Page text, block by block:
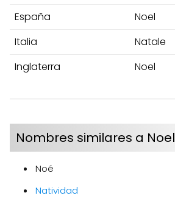
España
Noel
Italia
Natale
Inglaterra
Noel
Nombres similares a Noel
Noé
Natividad